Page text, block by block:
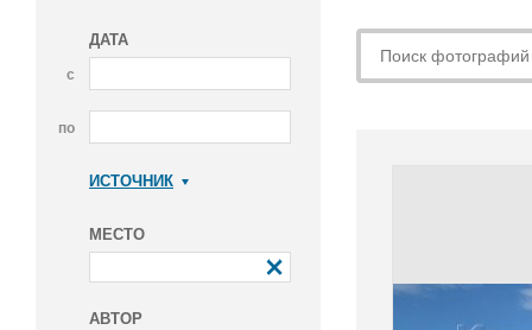
ДАТА
с
по
ИСТОЧНИК
МЕСТО
АВТОР